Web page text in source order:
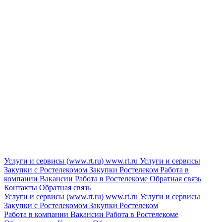
Услуги и сервисы (www.rt.ru) www.rt.ru Услуги и сервисы
Закупки с Ростелекомом Закупки Ростелеком Работа в
компании Вакансии Работа в Ростелекоме Обратная связь
Контакты Обратная связь
Услуги и сервисы (www.rt.ru) www.rt.ru Услуги и сервисы
Закупки с Ростелекомом Закупки Ростелеком
Работа в компании Вакансии Работа в Ростелекоме